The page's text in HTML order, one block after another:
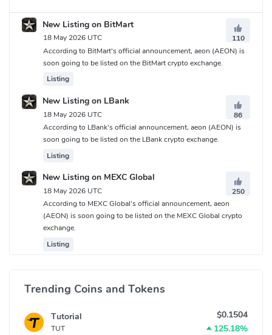
New Listing on BitMart
18 May 2026 UTC
110
According to BitMart's official announcement, aeon (AEON) is
soon going to be listed on the BitMart crypto exchange.
Listing
New Listing on LBank
18 May 2026 UTC
86
According to LBank's official announcement, aeon (AEON) is
soon going to be listed on the LBank crypto exchange.
Listing
New Listing on MEXC Global
18 May 2026 UTC
250
According to MEXC Global's official announcement, aeon
(AEON) is soon going to be listed on the MEXC Global crypto
exchange.
Listing
Trending Coins and Tokens
Tutorial
TUT
$0.1504
125.18%